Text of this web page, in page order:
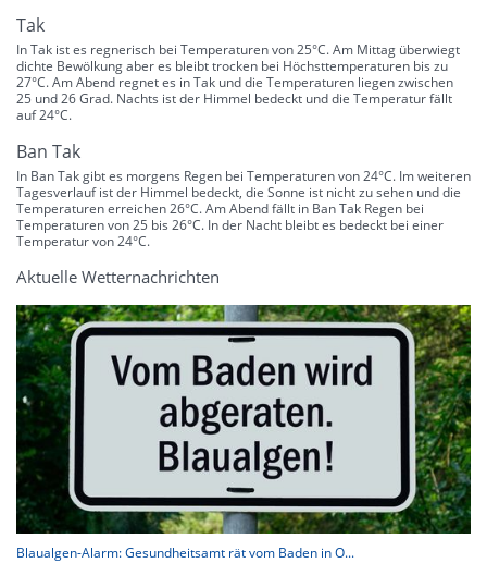
Tak
In Tak ist es regnerisch bei Temperaturen von 25°C. Am Mittag überwiegt
dichte Bewölkung aber es bleibt trocken bei Höchsttemperaturen bis zu
27°C. Am Abend regnet es in Tak und die Temperaturen liegen zwischen
25 und 26 Grad. Nachts ist der Himmel bedeckt und die Temperatur fällt
auf 24°C.
Ban Tak
In Ban Tak gibt es morgens Regen bei Temperaturen von 24°C. Im weiteren
Tagesverlauf ist der Himmel bedeckt, die Sonne ist nicht zu sehen und die
Temperaturen erreichen 26°C. Am Abend fällt in Ban Tak Regen bei
Temperaturen von 25 bis 26°C. In der Nacht bleibt es bedeckt bei einer
Temperatur von 24°C.
Aktuelle Wetternachrichten
Blaualgen-Alarm: Gesundheitsamt rät vom Baden in O...